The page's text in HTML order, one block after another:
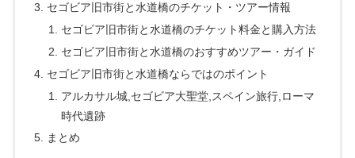
セゴビア旧市街と水道橋のチケット・ツアー情報
セゴビア旧市街と水道橋のチケット料金と購入方法
セゴビア旧市街と水道橋のおすすめツアー・ガイド
セゴビア旧市街と水道橋ならではのポイント
アルカサル城,セゴビア大聖堂,スペイン旅行,ローマ
時代遺跡
まとめ